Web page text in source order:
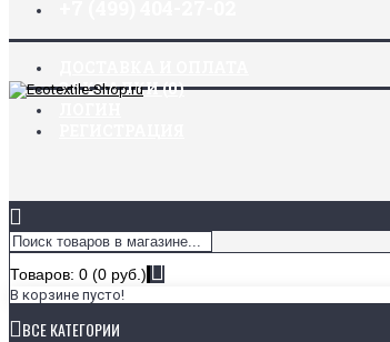
ЗАКЛАДКИ (0)
Товаров: 0 (0 руб.)
В корзине пусто!
ВСЕ КАТЕГОРИИ